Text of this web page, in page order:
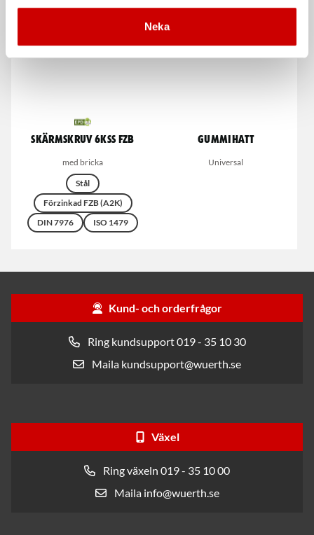
Neka
Skärmskruv 6KSS FZB
med bricka
Stål
Förzinkad FZB (A2K)
DIN 7976
ISO 1479
Gummihatt
Universal
Kund- och orderfrågor
Ring kundsupport 019 - 35 10 30
Maila kundsupport@wuerth.se
Växel
Ring växeln 019 - 35 10 00
Maila info@wuerth.se